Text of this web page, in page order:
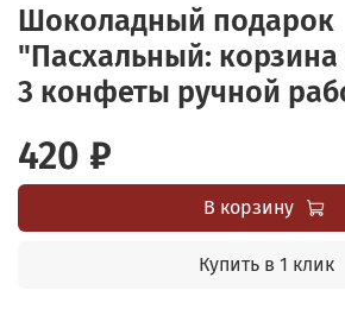
Шоколадный подарок
"Пасхальный:
3 конфеты ручной
420 ₽
В корзину
Купить в 1 клик